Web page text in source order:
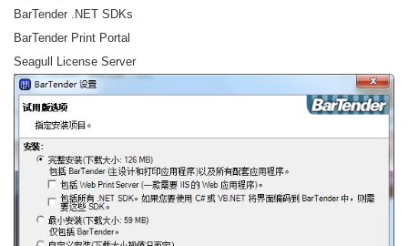
BarTender .NET SDKs
BarTender Print Portal
Seagull License Server